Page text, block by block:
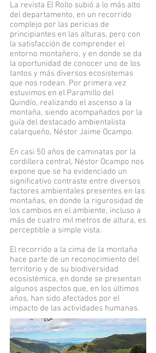
La revista El Rollo subió a lo más alto
del departamento, en un recorrido
complejo por las pericias de
principiantes en las alturas, pero con
la satisfacción de comprender el
entorno montañero, y en donde se da
la oportunidad de conocer uno de los
tantos y más diversos ecosistemas
que nos rodean. Por primera vez
estuvimos en el Paramillo del
Quindío, realizando el ascenso a la
montaña, siendo acompañados por la
guía del destacado ambientalista
calarqueño, Néstor Jaime Ocampo.
En casi 50 años de caminatas por la
cordillera central, Néstor Ocampo nos
expone que se ha evidenciado un
significativo contraste entre diversos
factores ambientales presentes en las
montañas, en donde la rigurosidad de
los cambios en el ambiente, incluso a
más de cuatro mil metros de altura, es
perceptible a simple vista.
El recorrido a la cima de la montaña
hace parte de un reconocimiento del
territorio y de su biodiversidad
ecosistémica, en donde se presentan
algunos aspectos que, en los últimos
años, han sido afectados por el
impacto de las actividades humanas.